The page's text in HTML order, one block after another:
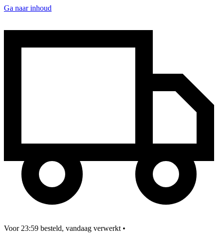
Ga naar inhoud
Voor 23:59 besteld, vandaag verwerkt •